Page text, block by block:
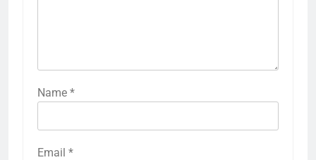
Name *
Email *